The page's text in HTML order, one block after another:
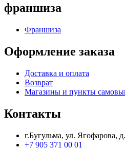
франшиза
Франшиза
Оформление заказа
Доставка и оплата
Возврат
Магазины и пункты
Контакты
г.Бугульма, ул. Ягофарова,
+7 905 371 00 01